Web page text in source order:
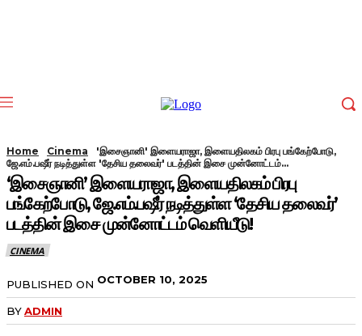
Home Cinema
'இசைஞானி' இளையராஜா, இளையதிலகம் பிரபு பங்கேற்போடு,
ஜே.எம்.பஷீர் நடித்துள்ள 'தேசிய தலைவர்' படத்தின் இசை முன்னோட்டம்...
‘இசைஞானி’ இளையராஜா, இளையதிலகம் பிரபு
பங்கேற்போடு, ஜே.எம்.பஷீர் நடித்துள்ள ‘தேசிய தலைவர்’
படத்தின் இசை முன்னோட்டம் வெளியீடு!
CINEMA
PUBLISHED ON OCTOBER 10, 2025
BYADMIN